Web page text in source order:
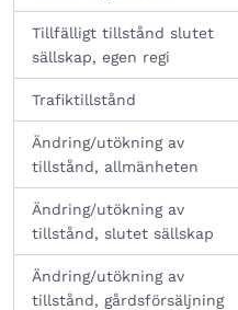
Tillfälligt tillstånd slutet
sällskap, egen regi
Trafiktillstånd
Ändring/utökning av
tillstånd, allmänheten
Ändring/utökning av
tillstånd, slutet sällskap
Ändring/utökning av
tillstånd, gårdsförsäljning